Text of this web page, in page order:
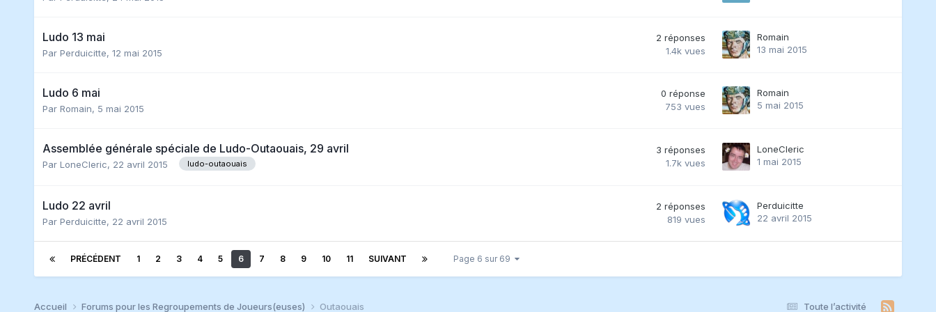
Ludo 13 mai
Par Perduicitte, 12 mai 2015
2 réponses
1.4k vues
Romain
13 mai 2015
Ludo 6 mai
Par Romain, 5 mai 2015
0 réponse
753 vues
Romain
5 mai 2015
Assemblée générale spéciale de Ludo-Outaouais, 29 avril
Par LoneCleric, 22 avril 2015 ludo-outaouais
3 réponses
1.7k vues
LoneCleric
1 mai 2015
Ludo 22 avril
Par Perduicitte, 22 avril 2015
2 réponses
819 vues
Perduicitte
22 avril 2015
PRÉCÉDENT 1 2 3 4 5 6 7 8 9 10 11 SUIVANT Page 6 sur 69
Toute l’activité
Accueil Forums pour les Regroupements de Joueurs(euses) Outaouais